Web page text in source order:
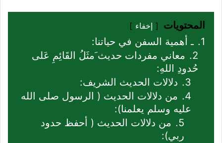
المحتويات إخفاء
1.
ـ أهمية السفن في حياتنا:
2.
معاني مفردات حديث َمثَلُ القَائِمِ عَلى
حُدودِ اللهِ:
3.
دلالات الحديث الشريف:
4.
من دلالات الحديث ( الرسول صلى الله
عليه وسلم يعلمنا):
5.
من دلالات الحديث ( أحفظ حدود
ربي):